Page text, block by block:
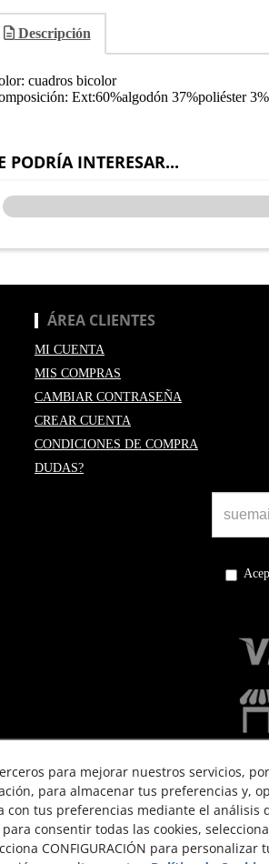
Descripción
cuadros bicolor
Ext:60%algodón 37%poliéster
PODRÍA INTERESAR...
ÁREA CLIENTES
MI CUENTA
MIS COMPRAS
CAMBIAR CONTRASEÑA
CREAR CUENTA
CONDICIONES DE COMPRA
DUDAS?
Y CONDICIONES DE USO
© 08/
para mejorar nuestros servicios,
para almacenar tus preferencias y,
tus preferencias mediante el análisis
consentir todas las cookies, selecciona
CONFIGURACIÓN para personalizar